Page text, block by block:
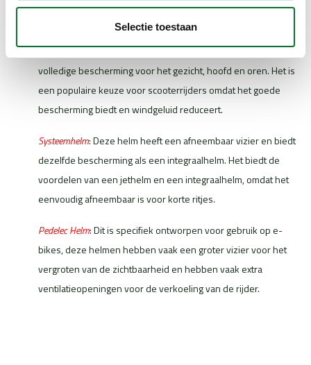
Selectie toestaan
geschikt voor korte ritjes.
Integraalhelm: Deze helm heeft een gesloten vizier en biedt
volledige bescherming voor het gezicht, hoofd en oren. Het is
een populaire keuze voor scooterrijders omdat het goede
bescherming biedt en windgeluid reduceert.
Systeemhelm: Deze helm heeft een afneembaar vizier en biedt
dezelfde bescherming als een integraalhelm. Het biedt de
voordelen van een jethelm en een integraalhelm, omdat het
eenvoudig afneembaar is voor korte ritjes.
Pedelec Helm: Dit is specifiek ontworpen voor gebruik op e-
bikes, deze helmen hebben vaak een groter vizier voor het
vergroten van de zichtbaarheid en hebben vaak extra
ventilatieopeningen voor de verkoeling van de rijder.